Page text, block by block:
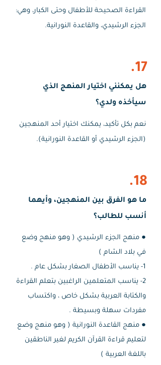
القراءة الصحيحة للأطفال وحتى الكبار، وهي:
الجزء الرشيدي، والقاعدة النورانية.
17.
هل يمكنني اختيار المنهج الذي
سيأخذه ولدي؟
نعم بكل تأكيد، يمكنك اختيار أحد المنهجين
(الجزء الرشيدي أو القاعدة النورانية).
18.
ما هو الفرق بين المنهجين، وأيهما
أنسب للطالب؟
​● منهج الجزء الرشيدي ( وهو منهج وضع
في بلاد الشام )
1- يناسب الأطفال الصغار بشكل عام .
2- يناسب المتعلمين الراغبين بتعلم القراءة
والكتابة العربية بشكل خاص ، واكتساب
مفردات سهلة وبسيطة .
● منهج القاعدة النورانية ( وهو منهج وضع
لتعليم قراءة القرآن الكريم لغير الناطقين
باللغة العربية )